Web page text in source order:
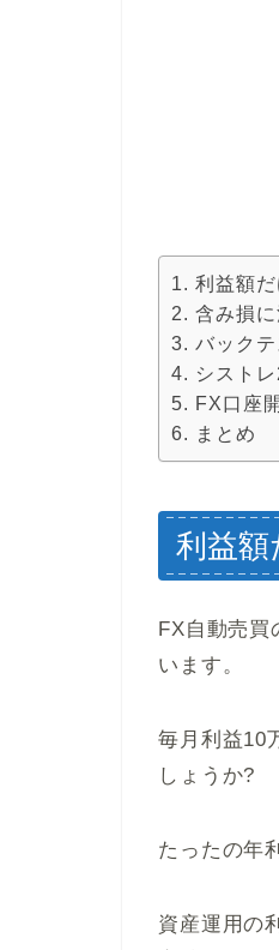
利益額
含み損
バック
シスト
FX口座
まとめ
利益
FX自動売買
います。
毎月利益10
しょうか?
たったの年
資産運用の